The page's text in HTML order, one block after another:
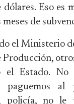
Eso es
meses de
el Ministerio
el Estado. No
paguemos al
policía, no le